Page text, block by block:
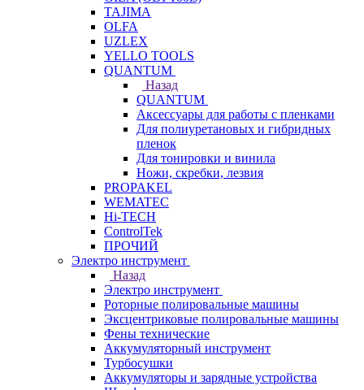
TAJIMA
OLFA
UZLEX
YELLO TOOLS
QUANTUM
Назад
QUANTUM
Аксессуары для работы с пленками
Для полиуретановых и гибридных
пленок
Для тонировки и винила
Ножи, скребки, лезвия
PROPAKEL
WEMATEC
Hi-TECH
ControlTek
ПРОЧИЙ
Электро инструмент
Назад
Электро инструмент
Роторные полировальные машины
Эксцентриковые полировальные машины
Фены технические
Аккумуляторный инструмент
Турбосушки
Аккумуляторы и зарядные устройства